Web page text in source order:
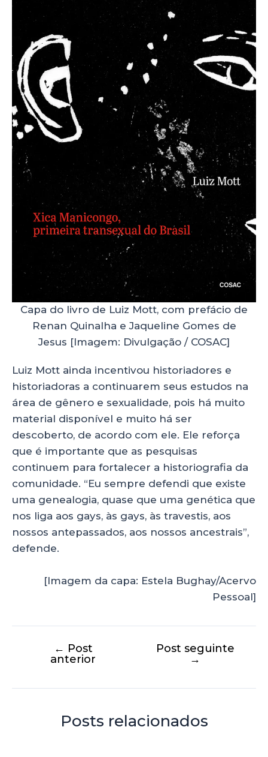
Capa do livro de Luiz Mott, com prefácio de
Renan Quinalha e Jaqueline Gomes de
Jesus [Imagem: Divulgação / COSAC]
Luiz Mott ainda incentivou historiadores e
historiadoras a continuarem seus estudos na
área de gênero e sexualidade, pois há muito
material disponível e muito há ser
descoberto, de acordo com ele. Ele reforça
que é importante que as pesquisas
continuem para fortalecer a historiografia da
comunidade. “Eu sempre defendi que existe
uma genealogia, quase que uma genética que
nos liga aos gays, às gays, às travestis, aos
nossos antepassados, aos nossos ancestrais”,
defende.
[Imagem da capa: Estela Bughay/Acervo
Pessoal]
← Post
anterior
Post seguinte
→
Posts relacionados